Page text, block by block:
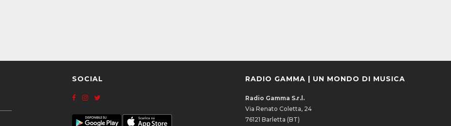
SOCIAL RADIO GAMMA | UN MONDO DI MUSICA
Radio Gamma S.r.l.
Via Renato Coletta, 24
76121 Barletta (BT)